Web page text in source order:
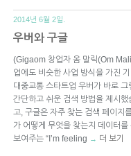
2014년 6월 2일.
우버와 구글
(Gigaom 창업자 옴 말릭(Om
업에도 비슷한 사업 방식을 가진
대중교통 스타트업 우버가 바로
간단하고 쉬운 검색 방법을 제시
고, 구글은 자주 찾는 검색 페이지
가 어떻게 무엇을 찾는지 데이터
보여주는 “I’m feeling → 더 보기